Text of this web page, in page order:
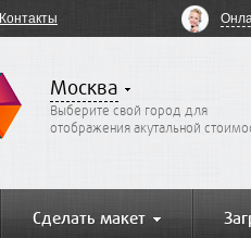
Контакты
Москва
Выберите свой город для
отображения акутальной
Сделать макет